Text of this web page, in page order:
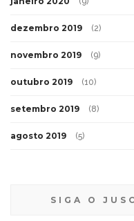
dezembro 2019 (2)
novembro 2019 (9)
outubro 2019 (10)
setembro 2019 (8)
agosto 2019 (5)
SIGA O